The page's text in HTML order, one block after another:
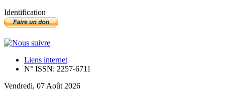
Identification
Liens internet
N° ISSN: 2257-6711
Vendredi, 07 Août 2026